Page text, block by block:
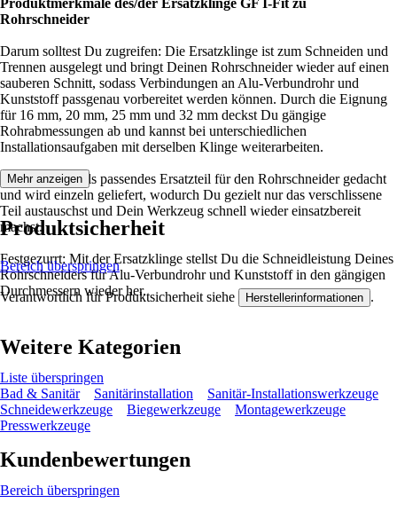
Produktmerkmale des/der Ersatzklinge GF I-Fit zu
Rohrschneider
Darum solltest Du zugreifen: Die Ersatzklinge ist zum Schneiden und
Trennen ausgelegt und bringt Deinen Rohrschneider wieder auf einen
sauberen Schnitt, sodass Verbindungen an Alu-Verbundrohr und
Kunststoff passgenau vorbereitet werden können. Durch die Eignung
für 16 mm, 20 mm, 25 mm und 32 mm deckst Du gängige
Rohrabmessungen ab und kannst bei unterschiedlichen
Installationsaufgaben mit derselben Klinge weiterarbeiten.
Die Klinge ist als passendes Ersatzteil für den Rohrschneider gedacht
und wird einzeln geliefert, wodurch Du gezielt nur das verschlissene
Teil austauschst und Dein Werkzeug schnell wieder einsatzbereit
machst.
Festgezurrt: Mit der Ersatzklinge stellst Du die Schneidleistung Deines
Rohrschneiders für Alu-Verbundrohr und Kunststoff in den gängigen
Durchmessern wieder her.
Mehr anzeigen
Produktsicherheit
Bereich überspringen
Verantwortlich für Produktsicherheit siehe Herstellerinformationen .
Weitere Kategorien
Liste überspringen
Bad & Sanitär
Sanitärinstallation
Sanitär-Installationswerkzeuge
Schneidewerkzeuge
Biegewerkzeuge
Montagewerkzeuge
Presswerkzeuge
Kundenbewertungen
Bereich überspringen